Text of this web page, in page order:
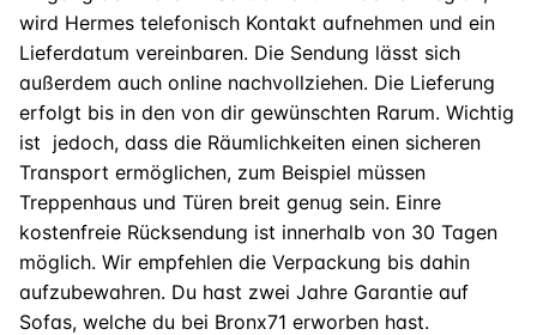
wird Hermes telefonisch Kontakt aufnehmen und ein
Lieferdatum vereinbaren. Die Sendung lässt sich
außerdem auch online nachvollziehen. Die Lieferung
erfolgt bis in den von dir gewünschten Rarum. Wichtig
ist jedoch, dass die Räumlichkeiten einen sicheren
Transport ermöglichen, zum Beispiel müssen
Treppenhaus und Türen breit genug sein. Einre
kostenfreie Rücksendung ist innerhalb von 30 Tagen
möglich. Wir empfehlen die Verpackung bis dahin
aufzubewahren. Du hast zwei Jahre Garantie auf
Sofas, welche du bei Bronx71 erworben hast.